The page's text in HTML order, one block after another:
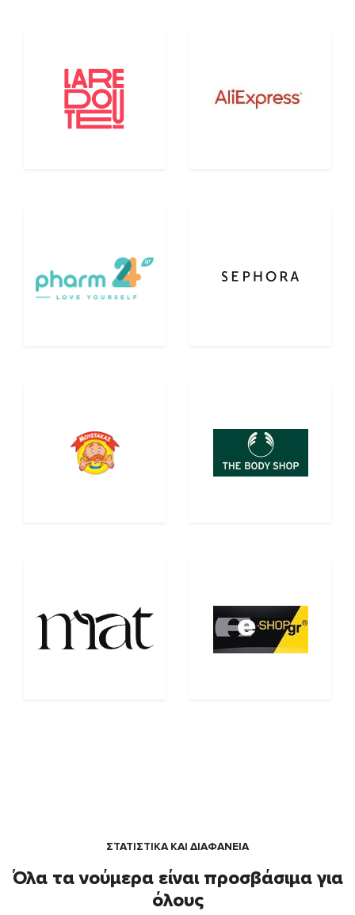
ΣΤΑΤΙΣΤΙΚΑ ΚΑΙ ΔΙΑΦΑΝΕΙΑ
Όλα τα νούμερα είναι προσβάσιμα για
όλους